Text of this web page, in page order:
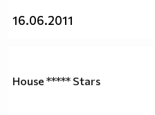
16.06.2011
House ***** Stars